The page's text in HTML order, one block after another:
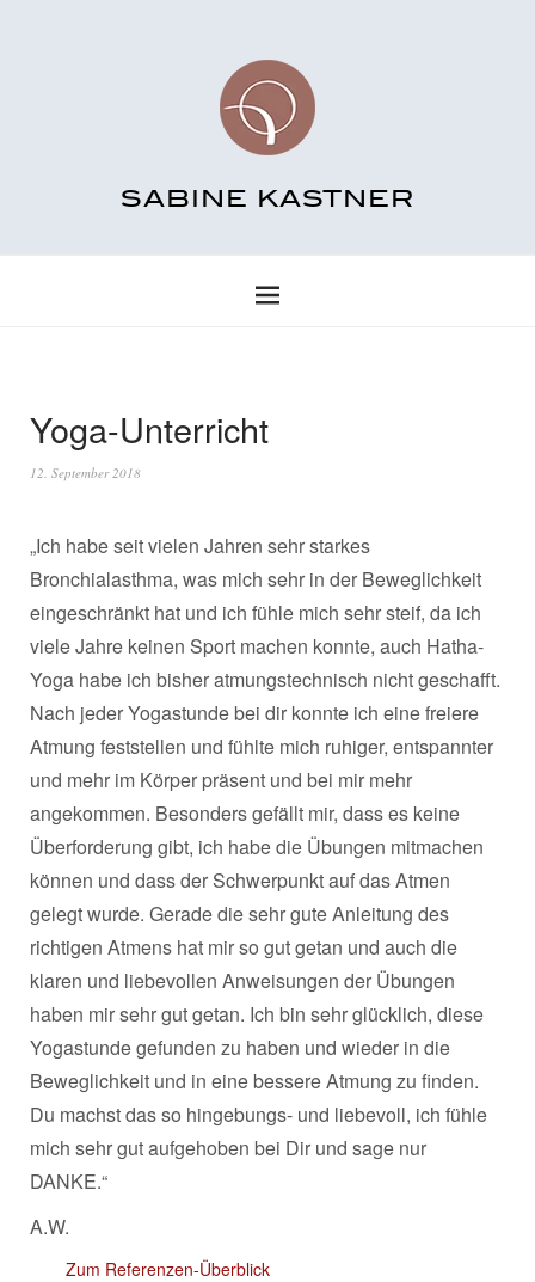
SABINE KASTNER
Yoga-Unterricht
12. September 2018
„Ich habe seit vielen Jahren sehr starkes
Bronchialasthma, was mich sehr in der Beweglichkeit
eingeschränkt hat und ich fühle mich sehr steif, da ich
viele Jahre keinen Sport machen konnte, auch Hatha-
Yoga habe ich bisher atmungstechnisch nicht geschafft.
Nach jeder Yogastunde bei dir konnte ich eine freiere
Atmung feststellen und fühlte mich ruhiger, entspannter
und mehr im Körper präsent und bei mir mehr
angekommen. Besonders gefällt mir, dass es keine
Überforderung gibt, ich habe die Übungen mitmachen
können und dass der Schwerpunkt auf das Atmen
gelegt wurde. Gerade die sehr gute Anleitung des
richtigen Atmens hat mir so gut getan und auch die
klaren und liebevollen Anweisungen der Übungen
haben mir sehr gut getan. Ich bin sehr glücklich, diese
Yogastunde gefunden zu haben und wieder in die
Beweglichkeit und in eine bessere Atmung zu finden.
Du machst das so hingebungs- und liebevoll, ich fühle
mich sehr gut aufgehoben bei Dir und sage nur
DANKE.“
A.W.
Zum Referenzen-Überblick